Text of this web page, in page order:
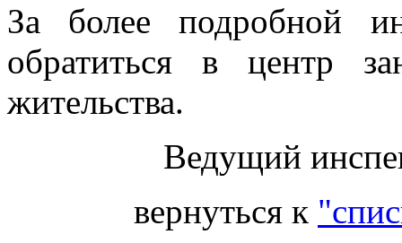
За более подробной
обратиться в центр
жительства.
Ведущий
вернуться к